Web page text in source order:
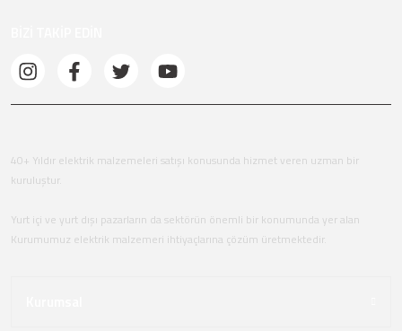
40+ Yıldır elektrik malzemeleri satışı konusunda hizmet veren uzman bir
kuruluştur.
Yurt içi ve yurt dışı pazarların da sektörün önemli bir konumunda yer alan
Kurumumuz elektrik malzemeri ihtiyaçlarına çözüm üretmektedir.